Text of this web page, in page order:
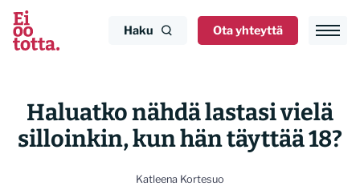
Siirry
sisältöön
Haku Ota yhteyttä
Haluatko nähdä lastasi vielä
silloinkin, kun hän täyttää 18?
Katleena Kortesuo